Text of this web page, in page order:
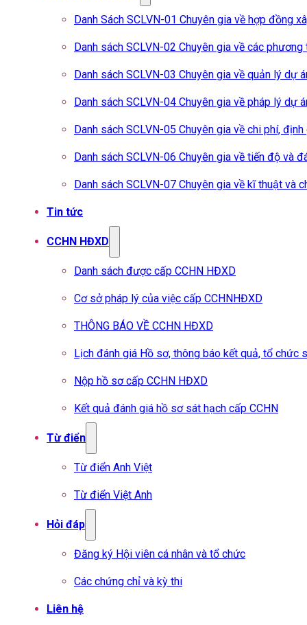
Danh Sách SCLVN-01 Chuyên gia về hợp đồng
Danh sách SCLVN-02 Chuyên gia về các
Danh sách SCLVN-03 Chuyên gia về quản lý dự
Danh sách SCLVN-04 Chuyên gia về pháp lý dự
Danh sách SCLVN-05 Chuyên gia về chi phí,
Danh sách SCLVN-06 Chuyên gia về tiến độ và
Danh sách SCLVN-07 Chuyên gia về kĩ thuật và
Tin tức
CCHN HĐXD
Danh sách được cấp CCHN HĐXD
Cơ sở pháp lý của việc cấp CCHNHĐXD
THÔNG BÁO VỀ CCHN HĐXD
Lịch đánh giá Hồ sơ, thông báo kết quả, tổ chức
Nộp hồ sơ cấp CCHN HĐXD
Kết quả đánh giá hồ sơ sát hạch cấp CCHN
Từ điển
Từ điển Anh Việt
Từ điển Việt Anh
Hỏi đáp
Đăng ký Hội viên cá nhân và tổ chức
Các chứng chỉ và kỳ thi
Liên hệ